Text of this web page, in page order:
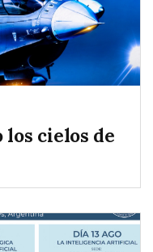
los cielos de